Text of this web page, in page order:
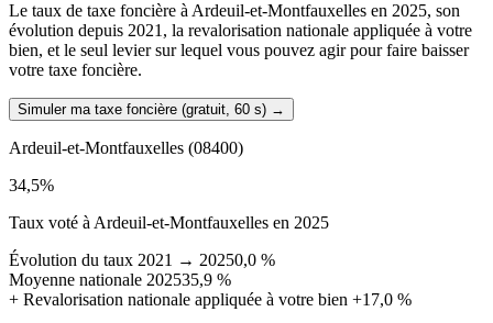
Le taux de taxe foncière à Ardeuil-et-Montfauxelles en 2025, son
évolution depuis 2021, la revalorisation nationale appliquée à votre
bien, et le seul levier sur lequel vous pouvez agir pour faire baisser
votre taxe foncière.
Simuler ma taxe foncière (gratuit, 60 s) →
Ardeuil-et-Montfauxelles (08400)
34,5%
Taux voté à Ardeuil-et-Montfauxelles en 2025
Évolution du taux 2021 → 20250,0 %
Moyenne nationale 202535,9 %
+ Revalorisation nationale appliquée à votre bien +17,0 %